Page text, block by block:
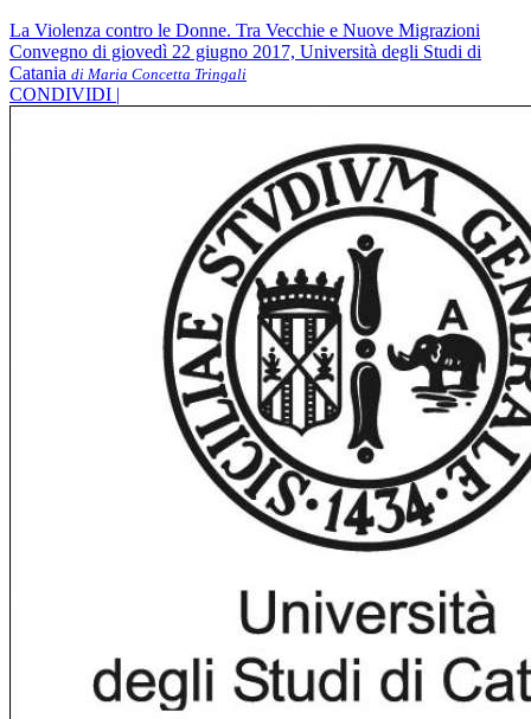
La Violenza contro le Donne. Tra Vecchie e Nuove Migrazioni
Convegno di giovedì 22 giugno 2017, Università degli Studi di
Catania di Maria Concetta Tringali
CONDIVIDI |